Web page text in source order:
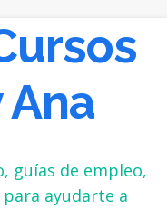
Ana
guías de empleo,
ayudarte a